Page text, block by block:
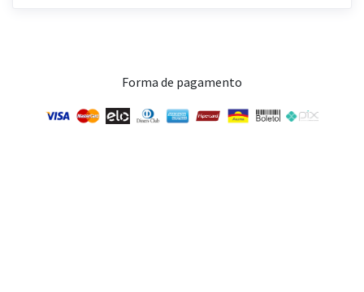
Forma de pagamento